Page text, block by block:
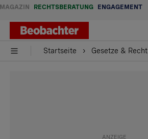
MAGAZIN RECHTSBERATUNG ENGAGEMENT
Startseite Gesetze & Recht